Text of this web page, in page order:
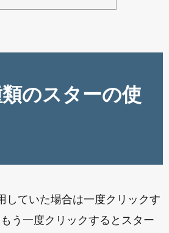
のスターの使
していた場合は一度クリックす
う一度クリックするとスター